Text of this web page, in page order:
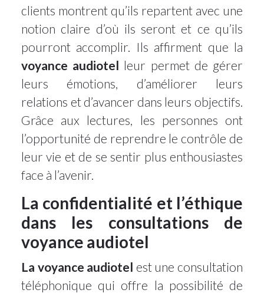
clients montrent qu’ils repartent avec une
notion claire d’où ils seront et ce qu’ils
pourront accomplir. Ils affirment que la
voyance audiotel leur permet de gérer
leurs émotions, d’améliorer leurs
relations et d’avancer dans leurs objectifs.
Grâce aux lectures, les personnes ont
l’opportunité de reprendre le contrôle de
leur vie et de se sentir plus enthousiastes
face à l’avenir.
La confidentialité et l’éthique
dans les consultations de
voyance audiotel
La voyance audiotel est une consultation
téléphonique qui offre la possibilité de